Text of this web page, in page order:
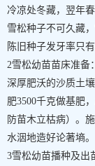
冷凉处冬藏，翌年
雪松种子不可久藏
陈旧种子发牙率只
2雪松幼苗苗床准备
深厚肥沃的沙质土
肥3500千克做基肥
防苗木立枯病）。
水洇地造好论著墒。
3雪松幼苗播种及出